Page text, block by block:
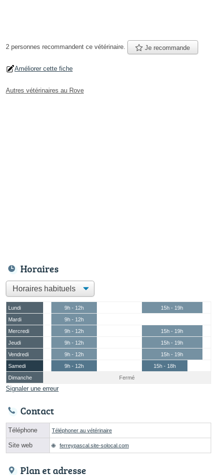
2 personnes recommandent ce vétérinaire. Je recommande
Améliorer cette fiche
Autres vétérinaires au Rove
Horaires
Lundi 9h - 12h
15h - 19h
Mardi
9h - 12h
Mercredi
9h - 12h
15h - 19h
Jeudi
9h - 12h
15h - 19h
Vendredi
9h - 12h
15h - 19h
Samedi
9h - 12h
15h - 18h
Dimanche
Fermé
Signaler une erreur
Contact
Téléphone Téléphoner au vétérinaire
Site web ferreypascal.site-solocal.com
Plan et adresse